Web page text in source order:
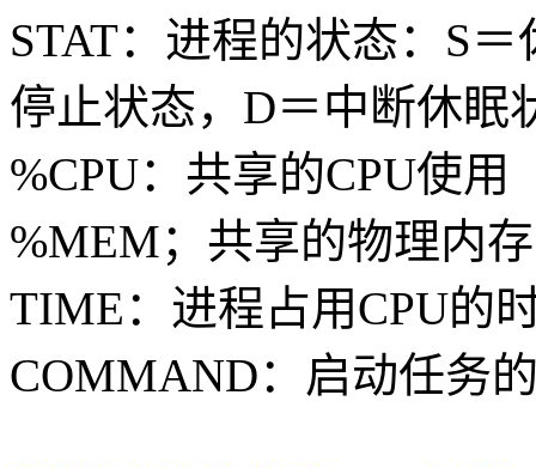
STAT：进程的状态：S
停止状态，D＝中断休眠
%CPU：共享的CPU使用
%MEM；共享的物理内存
TIME：进程占用CPU的
COMMAND：启动任务